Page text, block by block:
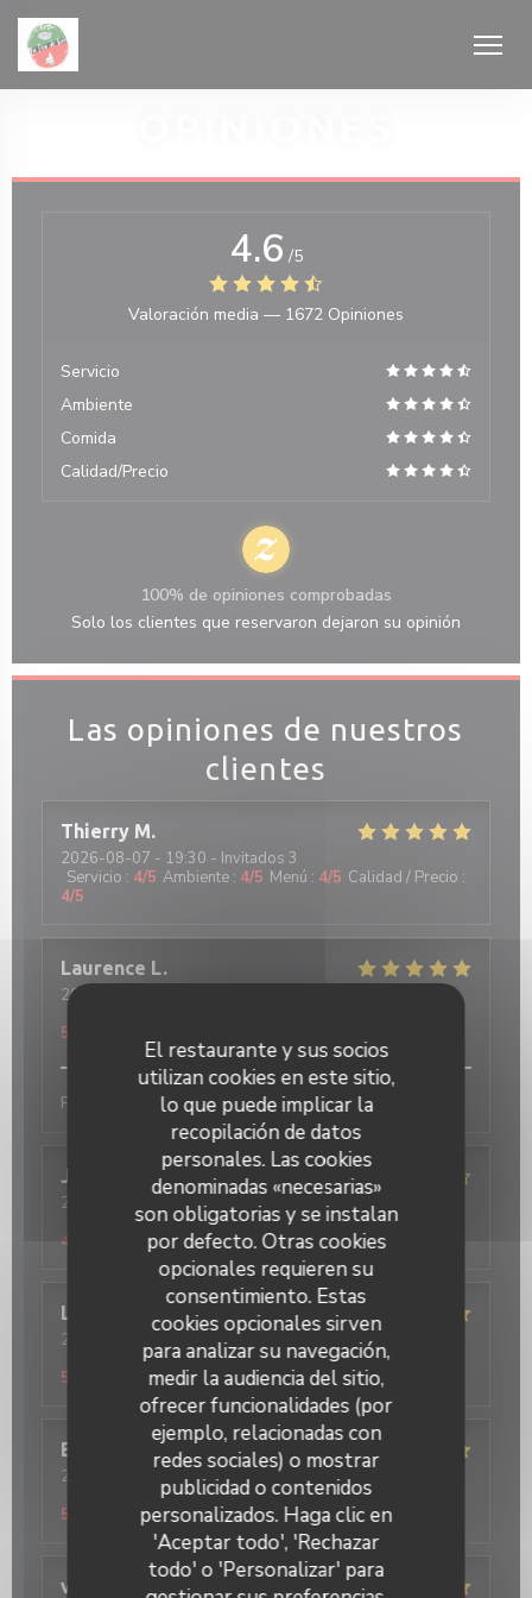
Personalización de sus opciones de cookies
El restaurante y sus socios
utilizan cookies en este sitio,
lo que puede implicar la
recopilación de datos
personales. Las cookies
denominadas «necesarias»
son obligatorias y se instalan
por defecto. Otras cookies
opcionales requieren su
consentimiento. Estas
cookies opcionales sirven
para analizar su navegación,
medir la audiencia del sitio,
ofrecer funcionalidades (por
ejemplo, relacionadas con
redes sociales) o mostrar
publicidad o contenidos
personalizados. Haga clic en
'Aceptar todo', 'Rechazar
todo' o 'Personalizar' para
Las opiniones de nuestros
clientes
Thierry M
2026-08-07 - 19:30 - Invitados 3
Servicio : 4/5 Ambiente : 4/5 Menú : 4/5 Calidad / Precio :
4/5
Laurence L
2026-08-06
5
Parfait
Jean
2026-08-04
- 12:30 - Invitados 4
4/5 Ambiente:4/5 Menú:4/5 Calidad / Precio
4
Lison
2026-08-03
- 12:30 - Invitados 2
/5 Ambiente:5/5 Menú:5/5 Calidad / Precio
5
Evelyne
2026-08-02
- 12:30 - Invitados 4
Ambiente:5 /5 Menú:5/5 Calidad / Precio
5
virginie
4.6 /5
Valoración media — 1672 Opiniones
Servicio
Ambiente
Comida
Calidad/Precio
100% de opiniones comprobadas
Solo los clientes que reservaron dejaron su opinión